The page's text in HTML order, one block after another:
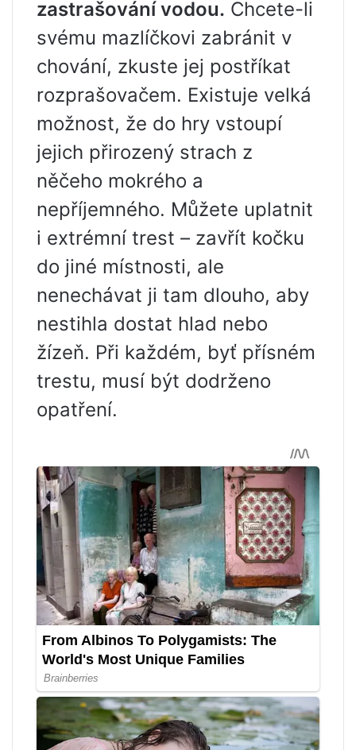
zastrašování vodou. Chcete-li
svému mazlíčkovi zabránit v
chování, zkuste jej postříkat
rozprašovačem. Existuje velká
možnost, že do hry vstoupí
jejich přirozený strach z
něčeho mokrého a
nepříjemného. Můžete uplatnit
i extrémní trest – zavřít kočku
do jiné místnosti, ale
nenechávat ji tam dlouho, aby
nestihla dostat hlad nebo
žízeň. Při každém, byť přísném
trestu, musí být dodrženo
opatření.